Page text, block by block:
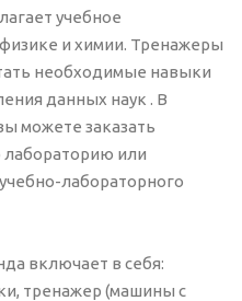
учебное
и химии. Тренажеры
необходимые навыки
данных наук . В
можете заказать
лабораторию или
лабораторного
включает в себя:
тренажер (машины с